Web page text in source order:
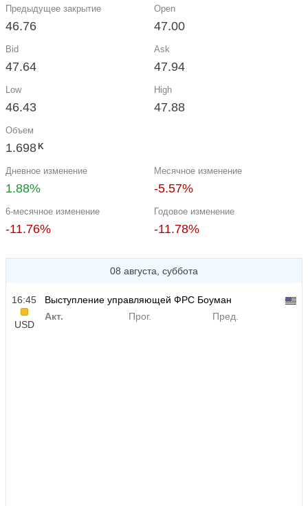
Предыдущее закрытие
46.76
Open
47.00
Bid
47.64
Ask
47.94
Low
46.43
High
47.88
Объем
1.698 K
Дневное изменение
1.88%
Месячное изменение
-5.57%
6-месячное изменение
-11.76%
Годовое изменение
-11.78%
08 августа, суббота
16:45
USD
Выступление управляющей ФРС Боуман
Акт.
Прог. Пред.